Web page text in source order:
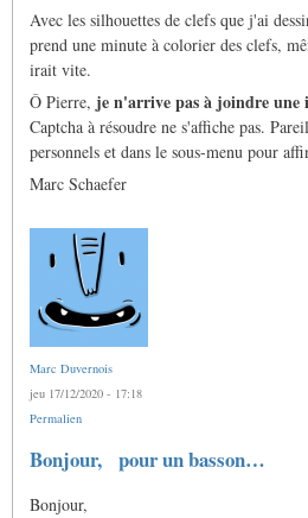
Avec les silhouettes de clefs que j'ai
prend une minute à colorier des clefs,
irait vite.
Ô Pierre, je n'arrive pas à joindre une
Captcha à résoudre ne s'affiche pas.
personnels et dans le sous-menu pour
Marc Schaefer
Marc Duvernois
jeu 17/12/2020 - 17:18
Permalien
Bonjour, pour un basson…
Bonjour,